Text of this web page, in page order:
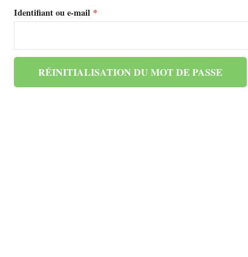
Identifiant ou e-mail *
RÉINITIALISATION DU MOT DE PASSE